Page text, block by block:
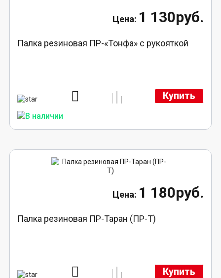
1 130руб.
Палка резиновая ПР-«Тонфа» с рукояткой
Купить
1 180руб.
Палка резиновая ПР-Таран (ПР-Т)
Купить